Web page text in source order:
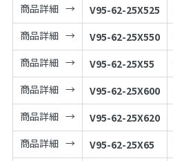
商品詳細
V95-62-25X525
商品詳細
V95-62-25X550
商品詳細
V95-62-25X55
商品詳細
V95-62-25X600
商品詳細
V95-62-25X620
商品詳細
V95-62-25X65